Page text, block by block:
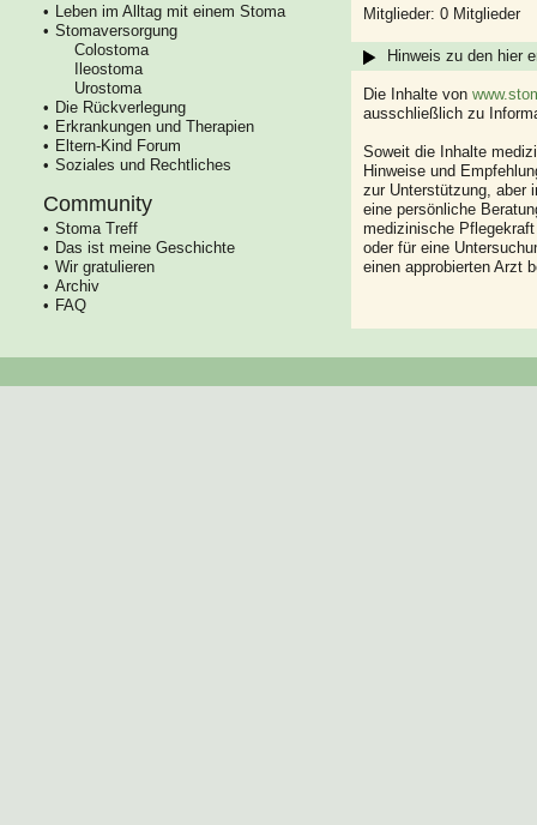
Leben im Alltag mit einem Stoma
Stomaversorgung
Colostoma
Ileostoma
Urostoma
Die Rückverlegung
Erkrankungen und Therapien
Eltern-Kind Forum
Soziales und Rechtliches
Community
Stoma Treff
Das ist meine Geschichte
Wir gratulieren
Archiv
FAQ
Mitglieder: 0 Mitglieder
Hinweis zu den hier
Die Inhalte von
ausschließlich zu
Soweit die Inhalte
Hinweise und
zur Unterstützung, aber
eine persönliche
medizinische
oder für eine
einen approbierten Arzt